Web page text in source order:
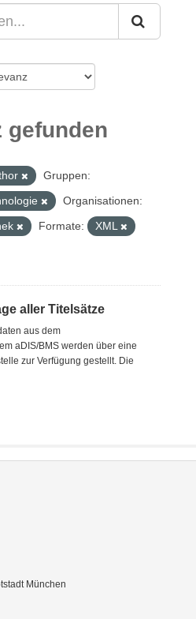
gefunden
Gruppen:
Organisationen:
Formate: XML
aller Titelsätze
aus dem
aDIS/BMS werden über eine
zur Verfügung gestellt. Die
München